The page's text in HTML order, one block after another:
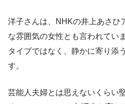
洋子さんは、NHKの井上あさひ
な雰囲気の女性とも言われてい
タイプではなく、静かに寄り添
す。
芸能人夫婦とは思えないくらい